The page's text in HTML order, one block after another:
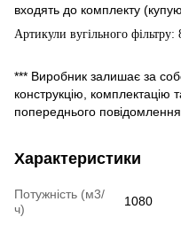
входять до комплекту
Артикули вугільного
*** Виробник залишає за
конструкцію, комплектацію
попереднього повідомлення.
Характеристики
Потужність (м3/
ч)
1080